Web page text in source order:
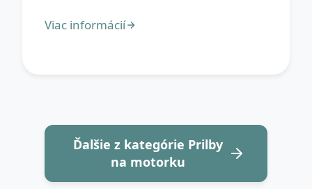
Ďalšie z kategórie Prilby
na motorku